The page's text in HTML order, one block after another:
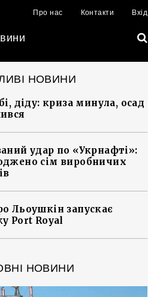
Про нас Контакти Вхід
НОВИНИ
діду: криза минула, осад
удар по «Укрнафті»:
сім виробничих
Льоушкін запускає
Port Royal
НОВИНИ